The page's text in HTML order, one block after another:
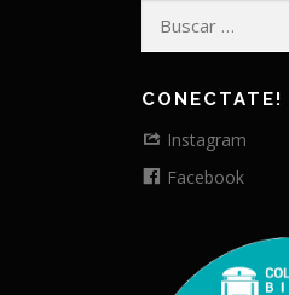
CONECTATE!
Instagram
Facebook